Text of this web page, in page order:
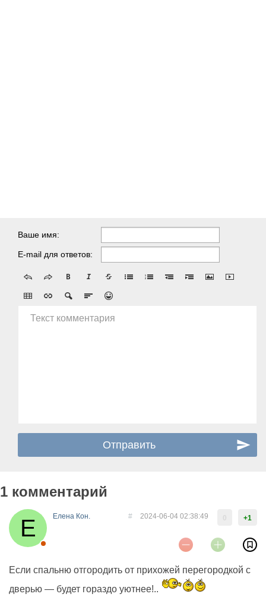
Ваше имя:
E-mail для ответов:
Текст комментария
1 комментарий
Елена Кон. +1
2024-06-04 02:38:49
#
Если спальню отгородить от прихожей перегородкой с
дверью — будет гораздо уютнее!..